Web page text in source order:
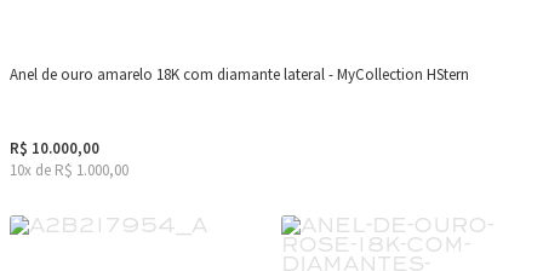
Anel de ouro amarelo 18K com diamante lateral - MyCollection HStern
R$ 10.000,00
10x de R$ 1.000,00